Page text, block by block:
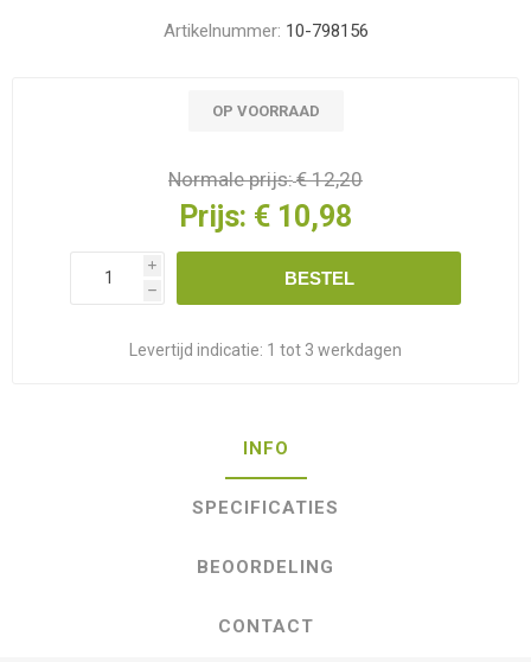
Artikelnummer: 10-798156
OP VOORRAAD
Normale prijs:€ 12,20
Prijs: € 10,98
i
h
BESTEL
Levertijd indicatie: 1 tot 3 werkdagen
INFO
SPECIFICATIES
BEOORDELING
CONTACT